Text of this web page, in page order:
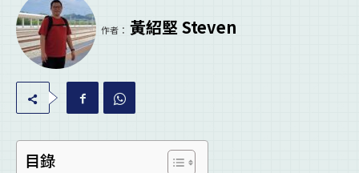
作者： 黃紹堅 Steven
目錄